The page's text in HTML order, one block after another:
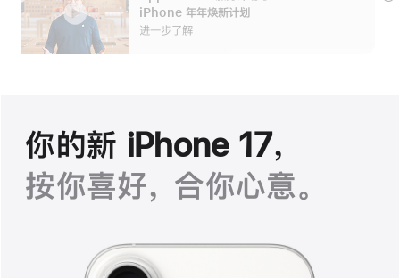
iPhone 年年焕新计划
进一步了解
展
你的新 iPhone 17，
按你喜好， 合你心意。